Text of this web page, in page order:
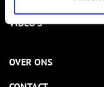
VIDEO’S
OVER ONS